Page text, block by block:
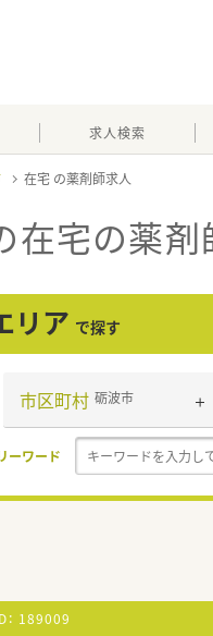
求人検索
在宅
在宅の薬剤
リア で探す
市区町村 砺波市
ーワード
189009